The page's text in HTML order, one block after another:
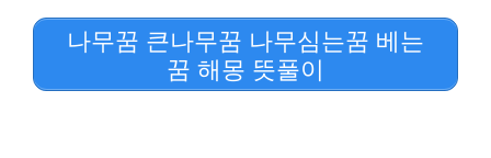
나무꿈 큰나무꿈 나무심는꿈 베는
꿈 해몽 뜻풀이